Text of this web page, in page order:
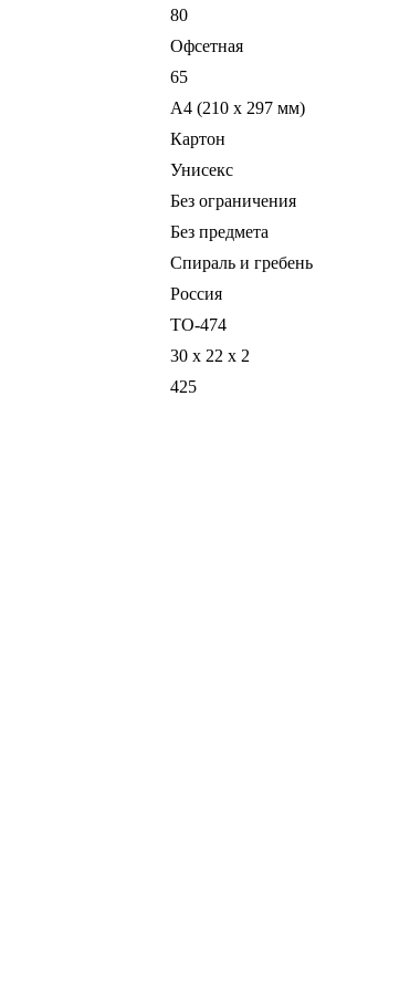
80
Офсетная
65
A4 (210 x 297 мм)
Картон
Унисекс
Без ограничения
Без предмета
Спираль и гребень
Россия
ТО-474
30 x 22 x 2
425